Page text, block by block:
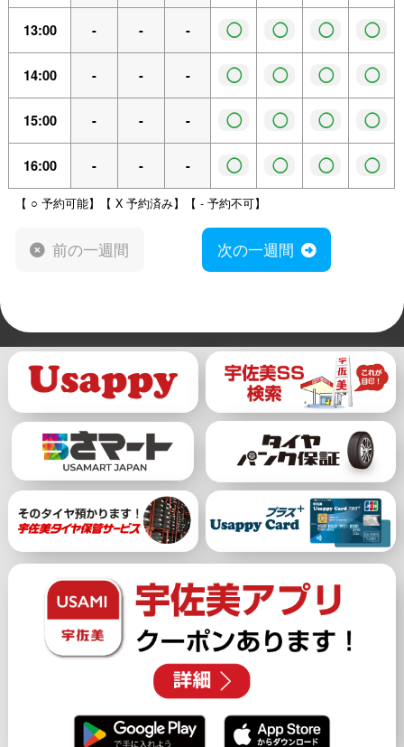
13:00 - - - ◯ ◯ ◯ ◯
14:00 - - - ◯ ◯ ◯ ◯
15:00 - - - ◯ ◯ ◯ ◯
16:00 - - - ◯ ◯ ◯ ◯
【 ○ 予約可能】【 X 予約済み】【 - 予約不可】
前の一週間 次の一週間